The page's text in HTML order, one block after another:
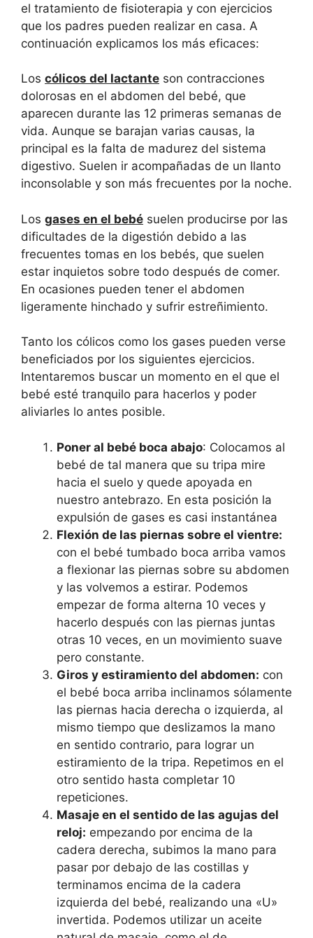
el tratamiento de fisioterapia y con ejercicios
que los padres pueden realizar en casa. A
continuación explicamos los más eficaces:
Los cólicos del lactante son contracciones
dolorosas en el abdomen del bebé, que
aparecen durante las 12 primeras semanas de
vida. Aunque se barajan varias causas, la
principal es la falta de madurez del sistema
digestivo. Suelen ir acompañadas de un llanto
inconsolable y son más frecuentes por la noche.
Los gases en el bebé suelen producirse por las
dificultades de la digestión debido a las
frecuentes tomas en los bebés, que suelen
estar inquietos sobre todo después de comer.
En ocasiones pueden tener el abdomen
ligeramente hinchado y sufrir estreñimiento.
Tanto los cólicos como los gases pueden verse
beneficiados por los siguientes ejercicios.
Intentaremos buscar un momento en el que el
bebé esté tranquilo para hacerlos y poder
aliviarles lo antes posible.
Poner al bebé boca abajo: Colocamos al
bebé de tal manera que su tripa mire
hacia el suelo y quede apoyada en
nuestro antebrazo. En esta posición la
expulsión de gases es casi instantánea
Flexión de las piernas sobre el vientre:
con el bebé tumbado boca arriba vamos
a flexionar las piernas sobre su abdomen
y las volvemos a estirar. Podemos
empezar de forma alterna 10 veces y
hacerlo después con las piernas juntas
otras 10 veces, en un movimiento suave
pero constante.
Giros y estiramiento del abdomen: con
el bebé boca arriba inclinamos sólamente
las piernas hacia derecha o izquierda, al
mismo tiempo que deslizamos la mano
en sentido contrario, para lograr un
estiramiento de la tripa. Repetimos en el
otro sentido hasta completar 10
repeticiones.
Masaje en el sentido de las agujas del
reloj: empezando por encima de la
cadera derecha, subimos la mano para
pasar por debajo de las costillas y
terminamos encima de la cadera
izquierda del bebé, realizando una «U»
invertida. Podemos utilizar un aceite